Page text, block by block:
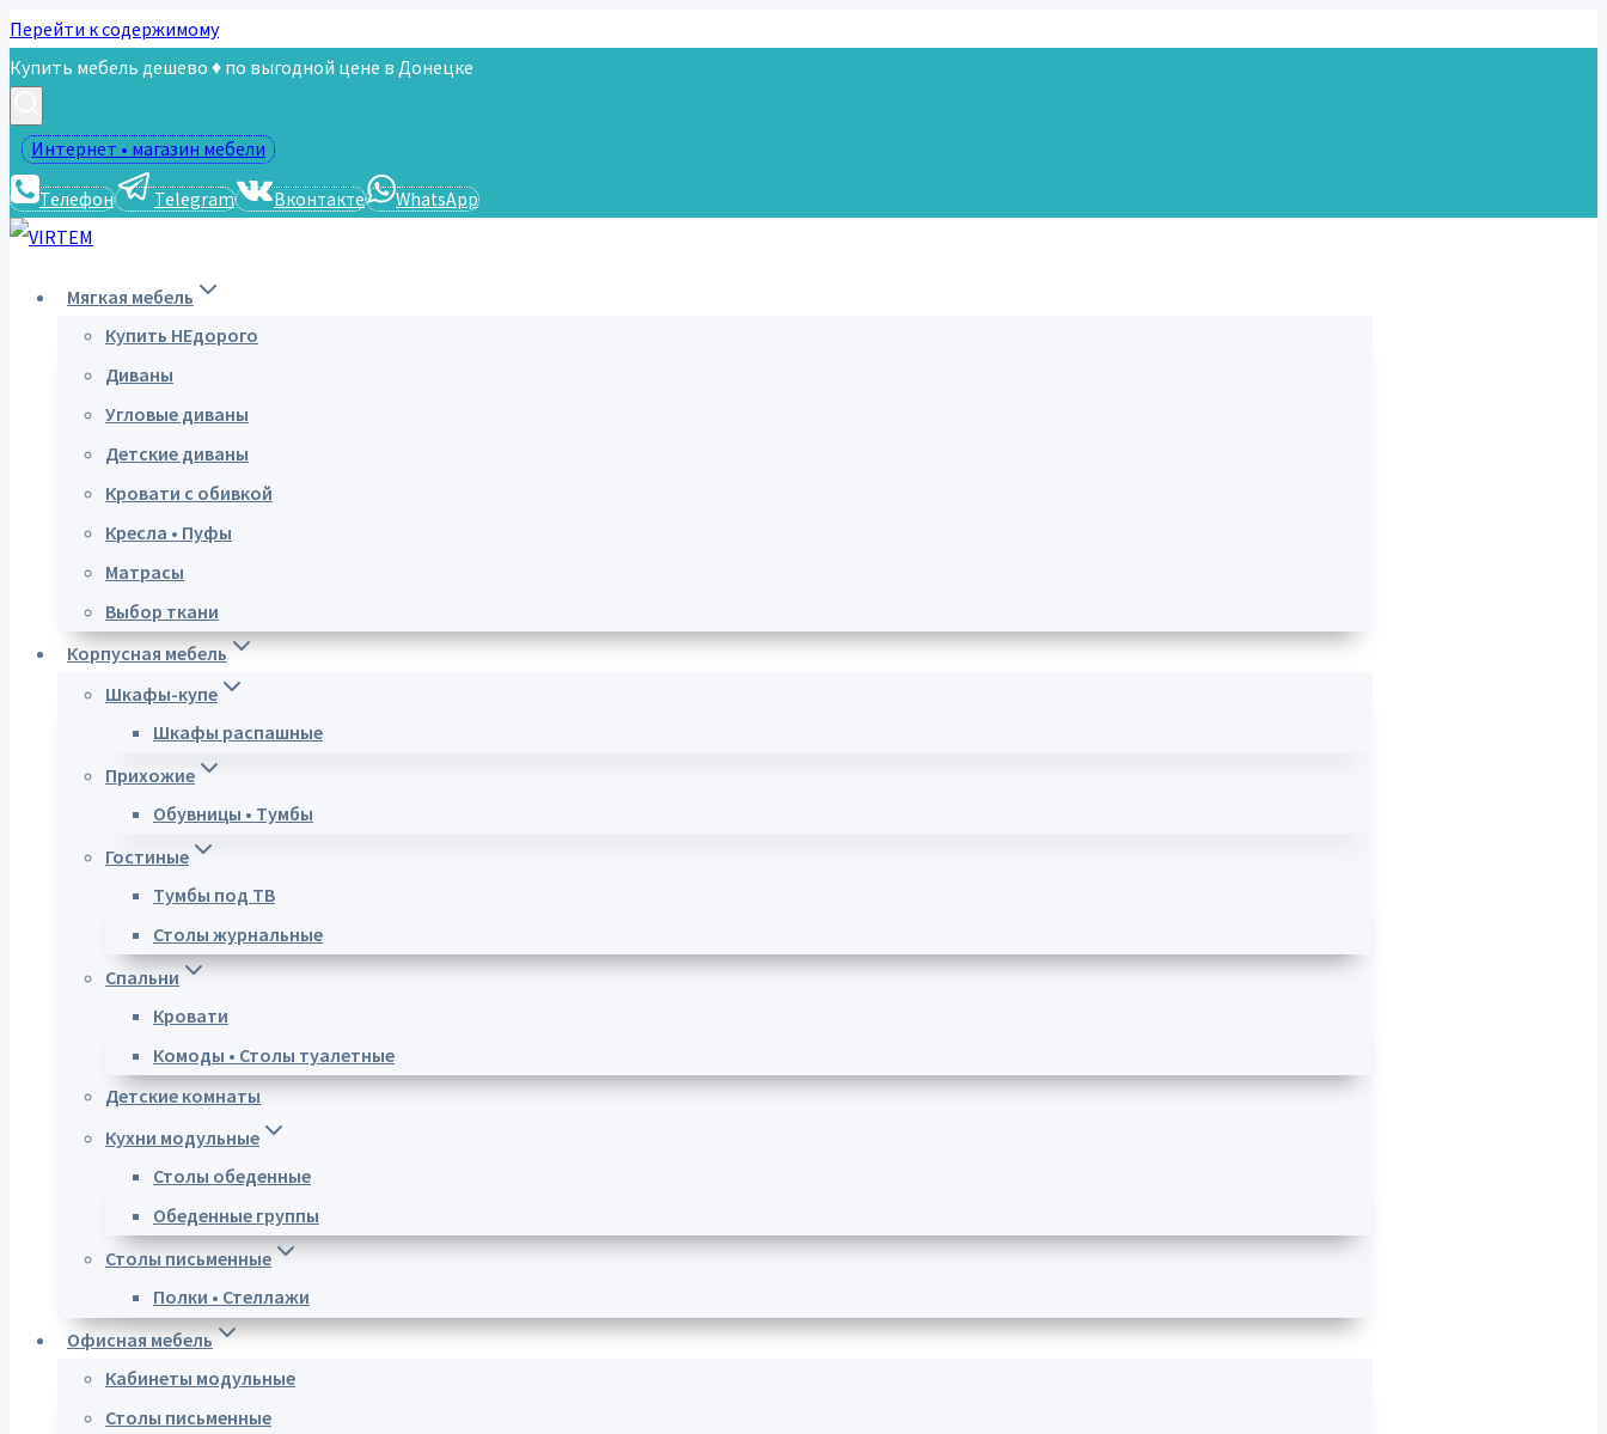
Перейти к содержимому
Купить мебель дешево ♦ по выгодной цене в Донецке
Интернет • магазин мебели
Телефон Telegram Вконтакте WhatsApp
Мягкая мебель
Купить НЕдорого
Диваны
Угловые диваны
Детские диваны
Кровати с обивкой
Кресла • Пуфы
Матрасы
Выбор ткани
Корпусная мебель
Шкафы-купе
Шкафы распашные
Прихожие
Обувницы • Тумбы
Гостиные
Тумбы под ТВ
Столы журнальные
Спальни
Кровати
Комоды • Столы туалетные
Детские комнаты
Кухни модульные
Столы обеденные
Обеденные группы
Столы письменные
Полки • Стеллажи
Офисная мебель
Кабинеты модульные
Столы письменные